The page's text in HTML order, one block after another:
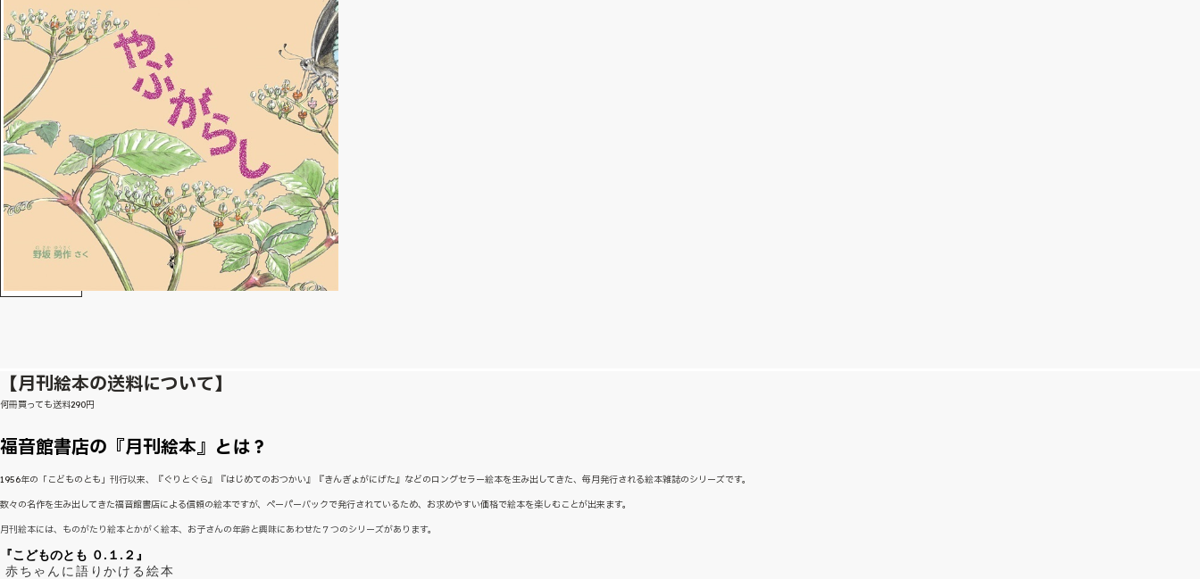
【月刊絵本の送料について】
何冊買っても送料290円
福音館書店の『月刊絵本』とは？
1956年の「こどものとも」刊行以来、『ぐりとぐら』『はじめてのおつかい』『きんぎょがにげた』などのロングセラー絵本を生み出してきた、毎月発行される絵本雑誌のシリーズです。
数々の名作を生み出してきた福音館書店による信頼の絵本ですが、ペーパーバックで発行されているため、お求めやすい価格で絵本を楽しむことが出来ます。
月刊絵本には、ものがたり絵本とかがく絵本、お子さんの年齢と興味にあわせた７つのシリーズがあります。
『こどものとも ０.１.２』
赤ちゃんに語りかける絵本